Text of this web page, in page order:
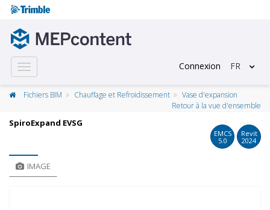
Toggle
navigation
Connexion FR
Fichiers BIM Chauffage et Refroidissement
Vase d'expansion
Retour à la vue d'ensemble
SpiroExpand EVSG
EMCS
5.0
Revit
2024
IMAGE